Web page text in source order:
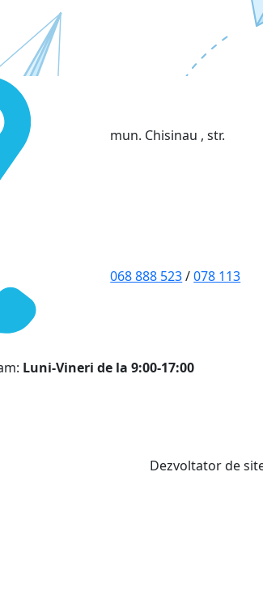
mun. Chisinau , str.
068 888 523/078 113
Luni-Vineri de la 9:00-17:00
Dezvoltator de